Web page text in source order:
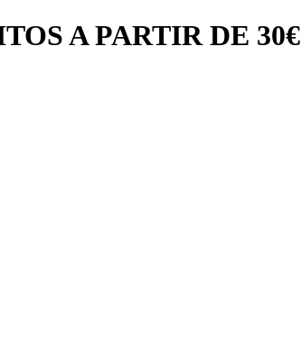
A PARTIR DE 30€